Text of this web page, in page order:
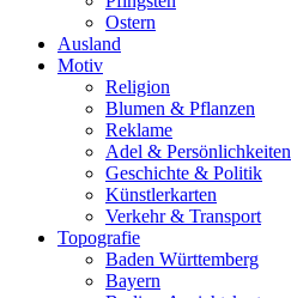
Ostern
Ausland
Motiv
Religion
Blumen & Pflanzen
Reklame
Adel & Persönlichkeiten
Geschichte & Politik
Künstlerkarten
Verkehr & Transport
Topografie
Baden Württemberg
Bayern